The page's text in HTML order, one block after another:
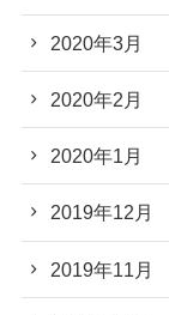
2020年3月
2020年2月
2020年1月
2019年12月
2019年11月